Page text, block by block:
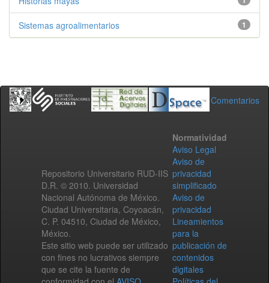
1
Sistemas agroalimentarios
Comentarios
Repositorio Universitario RUD-IIS
D.R. © 2010. Universidad
Nacional Autónoma de México.
Ciudad Universitaria, Coyoacán,
C. P. 04510, Ciudad de México,
México.
Este sitio web puede ser utilizado
con fines no lucrativos siempre
que se cite la fuente de
Normatividad
Aviso Legal
Aviso de
privacidad
simplificado
Aviso de
privacidad
Lineamientos
para la
publicación de
contenidos
digitales